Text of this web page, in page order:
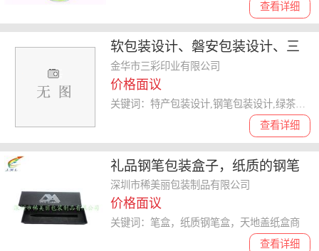
查看详细
软包装设计、磐安包装设计、三
彩印业品质*
金华市三彩印业有限公司
价格面议
查看详细
礼品钢笔包装盒子，纸质的钢笔
包装盒、
深圳市稀美丽包装制品有限公司
价格面议
查看详细
关键词：笔盒，纸质钢笔盒，天地盖纸盒商